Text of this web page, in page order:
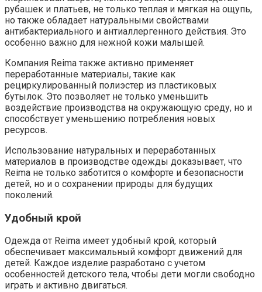
рубашек и платьев, не только теплая и мягкая на ощупь,
но также обладает натуральными свойствами
антибактериального и антиаллергенного действия. Это
особенно важно для нежной кожи малышей.
Компания Reima также активно применяет
переработанные материалы, такие как
рециркулированный полиэстер из пластиковых
бутылок. Это позволяет не только уменьшить
воздействие производства на окружающую среду, но и
способствует уменьшению потребления новых
ресурсов.
Использование натуральных и переработанных
материалов в производстве одежды доказывает, что
Reima не только заботится о комфорте и безопасности
детей, но и о сохранении природы для будущих
поколений.
Удобный крой
Одежда от Reima имеет удобный крой, который
обеспечивает максимальный комфорт движений для
детей. Каждое изделие разработано с учетом
особенностей детского тела, чтобы дети могли свободно
играть и активно двигаться.